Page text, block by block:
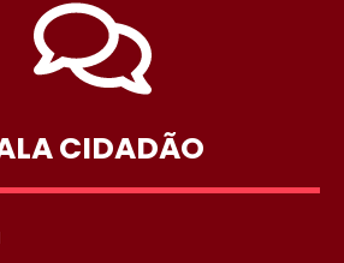
CIDADÃO